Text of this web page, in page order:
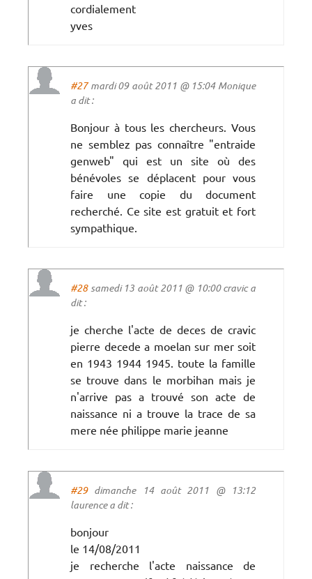
cordialement
yves
#27mardi 09 août 2011 @ 15:04 Monique
a dit :
Bonjour à tous les chercheurs. Vous
ne semblez pas connaître "entraide
genweb" qui est un site où des
bénévoles se déplacent pour vous
faire une copie du document
recherché. Ce site est gratuit et fort
sympathique.
#28samedi 13 août 2011 @ 10:00 cravic a
dit :
je cherche l'acte de deces de cravic
pierre decede a moelan sur mer soit
en 1943 1944 1945. toute la famille
se trouve dans le morbihan mais je
n'arrive pas a trouvé son acte de
naissance ni a trouve la trace de sa
mere née philippe marie jeanne
#29dimanche 14 août 2011 @ 13:12
laurence a dit :
bonjour
le 14/08/2011
je recherche l'acte naissance de